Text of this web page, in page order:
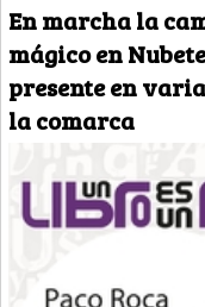
En marcha la
mágico en
presente en
la comarca